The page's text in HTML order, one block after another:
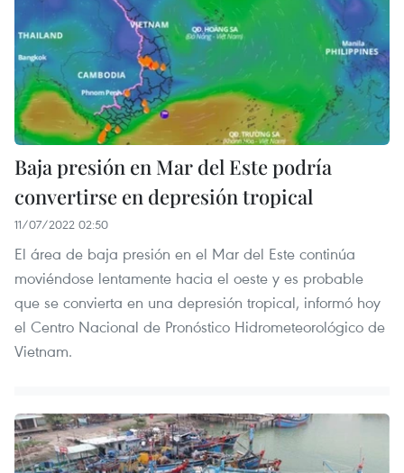
Baja presión en Mar del Este podría
convertirse en depresión tropical
11/07/2022 02:50
El área de baja presión en el Mar del Este continúa
moviéndose lentamente hacia el oeste y es probable
que se convierta en una depresión tropical, informó hoy
el Centro Nacional de Pronóstico Hidrometeorológico de
Vietnam.